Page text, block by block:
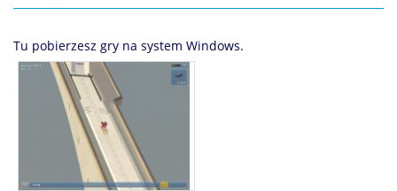
Tu pobierzesz gry na system Windows.